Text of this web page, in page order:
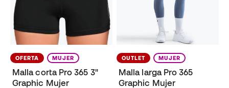
OFERTA MUJER
Malla corta Pro 365 3"
Graphic Mujer
OUTLET MUJER
Malla larga Pro 365
Graphic Mujer